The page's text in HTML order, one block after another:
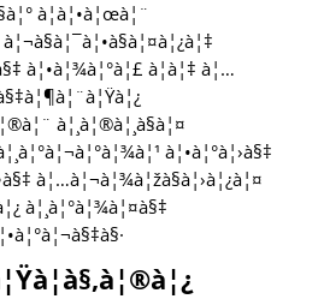
à¦à¦•à¦œà¦¨
à¦•à¦¾à¦°à¦£ à¦à¦‡ à¦…
à¦¸à¦®à¦¸à§à¦¤
à¦•à¦°à¦›à§‡
à¦…à¦¬à¦¾à¦žà§à¦›à¦¿à¦¤
à¦¸à¦°à¦¾à¦¤à§‡